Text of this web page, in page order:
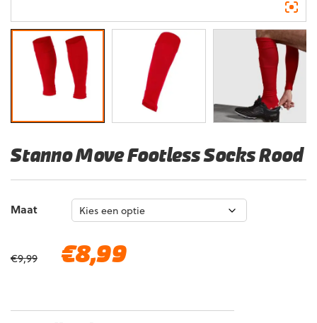
Stanno Move Footless Socks Rood
Maat
€9,99
Oorspronkelijke
€8,99